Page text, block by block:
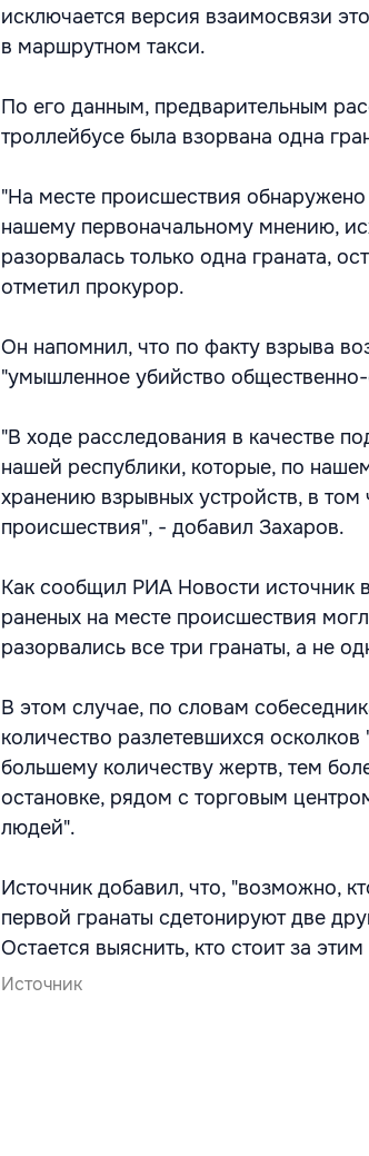
исключается версия взаимосвязи
в маршрутном такси.
По его данным, предварительным
троллейбусе была взорвана одна
"На месте происшествия обнаружено
нашему первоначальному мнению,
разорвалась только одна граната,
отметил прокурор.
Он напомнил, что по факту взрыва
"умышленное убийство
"В ходе расследования в качестве
нашей республики, которые, по
хранению взрывных устройств, в
происшествия", - добавил Захаров.
Как сообщил РИА Новости источник
раненых на месте происшествия
разорвались все три гранаты, а не
В этом случае, по словам
количество разлетевшихся
большему количеству жертв, тем
остановке, рядом с торговым
людей".
Источник добавил, что, "возможно,
первой гранаты сдетонируют две
Остается выяснить, кто стоит за
Источник